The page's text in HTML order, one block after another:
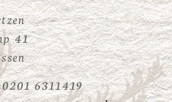
41
6311419